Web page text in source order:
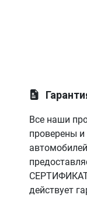
Все наши
проверены
действует